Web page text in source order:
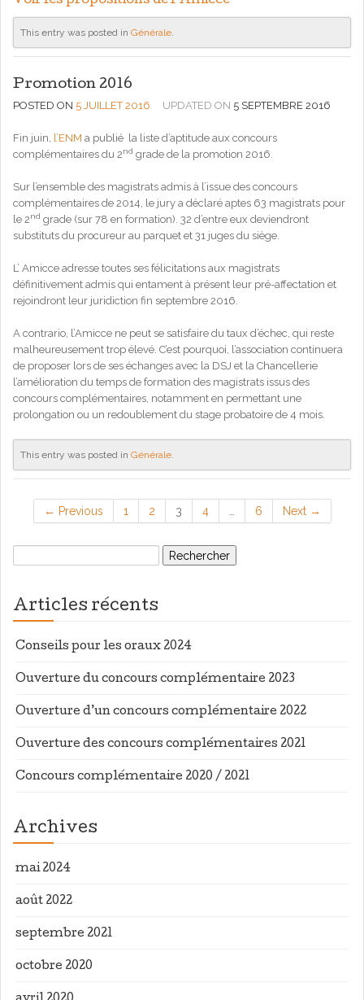
This entry was posted in Générale.
Promotion 2016
POSTED ON 5 JUILLET 2016 UPDATED ON 5 SEPTEMBRE 2016
Fin juin, l’ENM a publié la liste d’aptitude aux concours
complémentaires du 2nd grade de la promotion 2016.
Sur l’ensemble des magistrats admis à l’issue des concours
complémentaires de 2014, le jury a déclaré aptes 63 magistrats pour
le 2nd grade (sur 78 en formation). 32 d’entre eux deviendront
substituts du procureur au parquet et 31 juges du siège.
L’ Amicce adresse toutes ses félicitations aux magistrats
définitivement admis qui entament à présent leur pré-affectation et
rejoindront leur juridiction fin septembre 2016.
A contrario, l’Amicce ne peut se satisfaire du taux d’échec, qui reste
malheureusement trop élevé. C’est pourquoi, l’association continuera
de proposer lors de ses échanges avec la DSJ et la Chancellerie
l’amélioration du temps de formation des magistrats issus des
concours complémentaires, notamment en permettant une
prolongation ou un redoublement du stage probatoire de 4 mois.
This entry was posted in Générale.
← Previous 1 2 3 4 6 Next →
Articles récents
Conseils pour les oraux 2024
Ouverture du concours complémentaire 2023
Ouverture d’un concours complémentaire 2022
Ouverture des concours complémentaires 2021
Concours complémentaire 2020 / 2021
Archives
mai 2024
août 2022
septembre 2021
octobre 2020